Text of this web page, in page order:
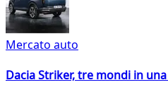
Mercato auto
Dacia Striker, tre mondi in